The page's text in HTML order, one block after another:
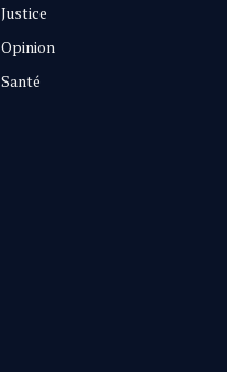
Justice
Opinion
Santé